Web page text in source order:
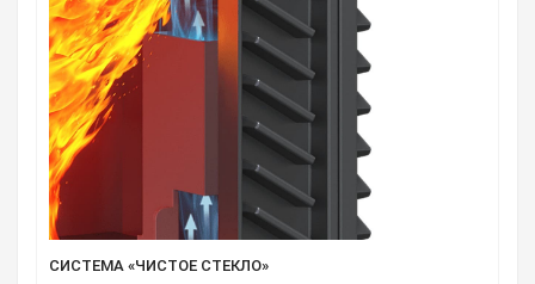
СИСТЕМА «ЧИСТОЕ СТЕКЛО»